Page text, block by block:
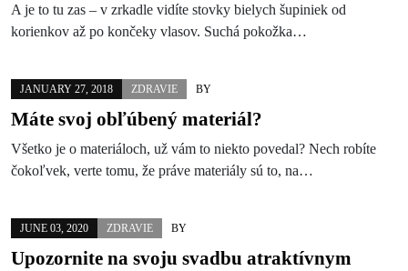
A je to tu zas – v zrkadle vidíte stovky bielych šupiniek od
korienkov až po končeky vlasov. Suchá pokožka…
JANUARY 27, 2018 ZDRAVIE BY
Máte svoj obľúbený materiál?
Všetko je o materiáloch, už vám to niekto povedal? Nech robíte
čokoľvek, verte tomu, že práve materiály sú to, na…
JUNE 03, 2020 ZDRAVIE BY
Upozornite na svoju svadbu atraktívnym